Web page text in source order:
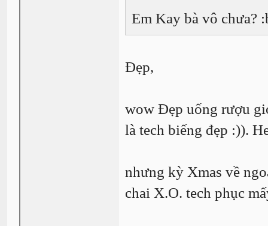
Em Kay bà vô chưa?
Đẹp,
wow Đẹp uống rượu
là tech biếng đẹp :)).
nhưng kỳ Xmas về
chai X.O. tech phục